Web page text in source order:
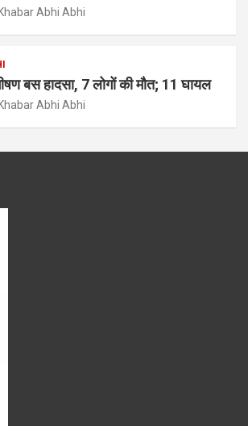
Khabar Abhi Abhi
बस हादसा, 7 लोगों की मौत; 11 घायल
Khabar Abhi Abhi